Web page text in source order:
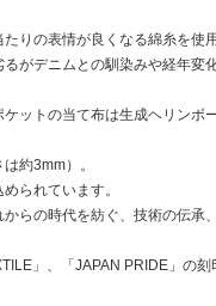
りの表情が良くなる綿糸を使
がデニムとの馴染みや経年変
ットの当て布は生成ヘリン
約3mm）。
られています。
らの時代を紡ぐ、技術の伝
」、「JAPAN PRIDE」の刻